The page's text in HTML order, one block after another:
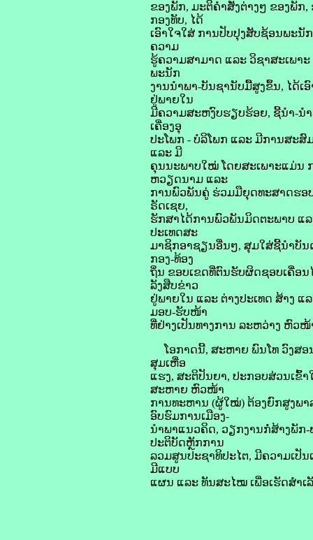
ຂອງພັກ, ມະຕິຄໍາສັ່ງຕ່າງໆ ຂອງພັກ
ກອງທັບ, ໄດ້
ເອົາໃຈໃສ່ ການປັບປຸງສັບຊ້ອນພະ
ຄວາມ
ຮູ້ຄວາມສາມາດ ແລະ ວິຊາສະເພາ
ພະນັກ
ງານນໍາພາ-ບັນຊາ​ນັບມື້ສູງຂຶ້ນ, ໄດ້
ຢູ່ພາຍໃນ​
ມີຄວາມສະຫງົບຮຽບຮ້ອຍ,​ ຊີ້ນໍາ-ນໍາ
ເຄື່ອງອຸ
ປະໂພກ - ບໍລິໂພກ ແລະ ມີການສະສົ
ແລະ ມີ
ຄຸນນະພາບໃໝ່ ໂດຍສະເພາະແມ່ນ
ຫວຽດນາມ ແລະ
ການພົວພັນຄູ່ ຮ່ວມມືຍຸດທະສາດຮອ
ຣັດເຊຍ,
ຮັກສາໄດ້ການພົວພັນມິດຕະພາບ ແ
ປະເທດສະ
ມາຊິກອາຊຽນອື່ນໆ, ສຸມໃສ່ຊີ້ນຳບັນ
ກອງ-ທ້ອງ
ຖິ່ນ ຂອບເຂດທີ່ຕົນຮັບຜິດຊອບເຄື່ອ
ລັງສືບຂ່າວ
ຢູ່ພາຍໃນ ແລະ ຕ່າງປະເທດ ສ້າງ
ມອບ-ຮັບໜ້າ
ທີ່ຢ່າງເປັນທາງການ​ ລະຫວ່າງ​ ຫົວ
ໂອກາດນີ້, ສະຫາຍ ພົນໂທ ວົງສອ
ສຸມເຫື່ອ
ແຮງ, ສະຕິປັນຍາ, ປະກອບສ່ວນເຂົ້
ສະຫາຍ ຫົວໜ້າ
ການທະຫານ (ຜູ້ໃໝ່) ຕ້ອງຍົກສູງພ
ອົບຮົມການເມືອງ-
ນໍາພາແນວຄິດ, ວຽກງານກໍ່ສ້າງພັ
ປະຕິບັດຫຼັກການ
ລວມສູນປະຊາທິປະໄຕ, ມີຄວາມເປັ
ມີແບບ
ແຜນ ແລະ ທັນສະໄໝ ເພື່ອເຮັດສໍາ